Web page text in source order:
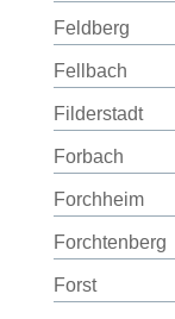
Feldberg
Fellbach
Filderstadt
Forbach
Forchheim
Forchtenberg
Forst